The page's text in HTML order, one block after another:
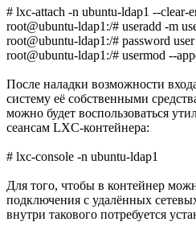
# lxc-attach -n ubuntu-ldap1 --clear-
root@ubuntu-ldap1:/# useradd -m
root@ubuntu-ldap1:/# password user
root@ubuntu-ldap1:/# usermod --
После наладки возможности
систему её собственными
можно будет воспользоваться
сеансам LXC-контейнера:
# lxc-console -n ubuntu-ldap1
Для того, чтобы в контейнер
подключения с удалённых
внутри такового потребуется